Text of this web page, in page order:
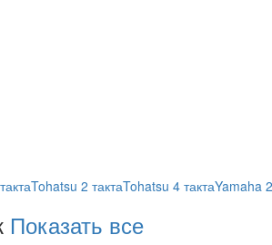
Tohatsu 2 тактаTohatsu 4 тактаYamaha
Показать все